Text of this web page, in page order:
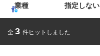
業種 指定しない
全 3 件ヒットしました